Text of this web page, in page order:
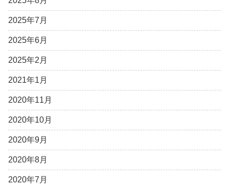
2025年7月
2025年6月
2025年2月
2021年1月
2020年11月
2020年10月
2020年9月
2020年8月
2020年7月